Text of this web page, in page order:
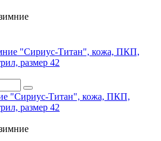
"Сириус-Титан", кожа, ПКП,
размер 42